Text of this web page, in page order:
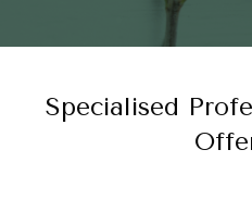
Specialised